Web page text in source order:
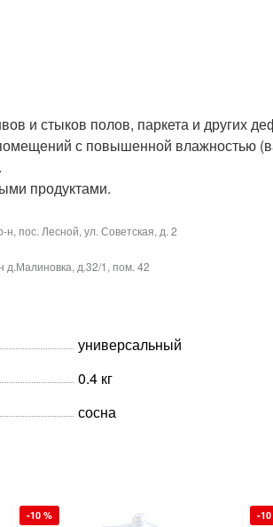
и стыков полов, паркета и
с повышенной влажностью
продуктами.
пос. Лесной, ул. Советская, д. 2
д.32/1, пом. 42
универсальный
0.4 кг
сосна
-10 % -